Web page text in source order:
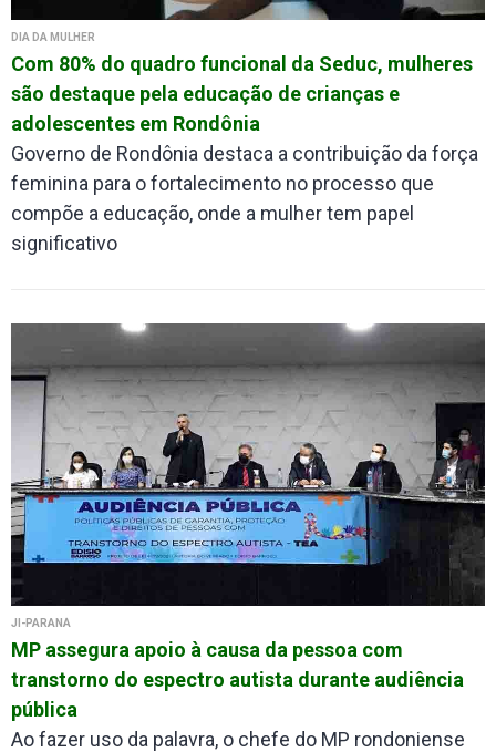
DIA DA MULHER
Com 80% do quadro funcional da Seduc, mulheres
são destaque pela educação de crianças e
adolescentes em Rondônia
Governo de Rondônia destaca a contribuição da força
feminina para o fortalecimento no processo que
compõe a educação, onde a mulher tem papel
significativo
JI-PARANÁ
MP assegura apoio à causa da pessoa com
transtorno do espectro autista durante audiência
pública
Ao fazer uso da palavra, o chefe do MP rondoniense